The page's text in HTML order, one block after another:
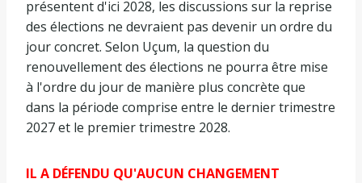
présentent d'ici 2028, les discussions sur la reprise
des élections ne devraient pas devenir un ordre du
jour concret. Selon Uçum, la question du
renouvellement des élections ne pourra être mise
à l'ordre du jour de manière plus concrète que
dans la période comprise entre le dernier trimestre
2027 et le premier trimestre 2028.
IL A DÉFENDU QU'AUCUN CHANGEMENT